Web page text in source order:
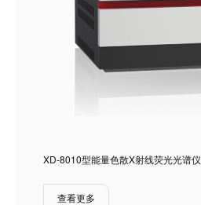
XD-8010型能量色散X射线荧光光谱仪
查看更多